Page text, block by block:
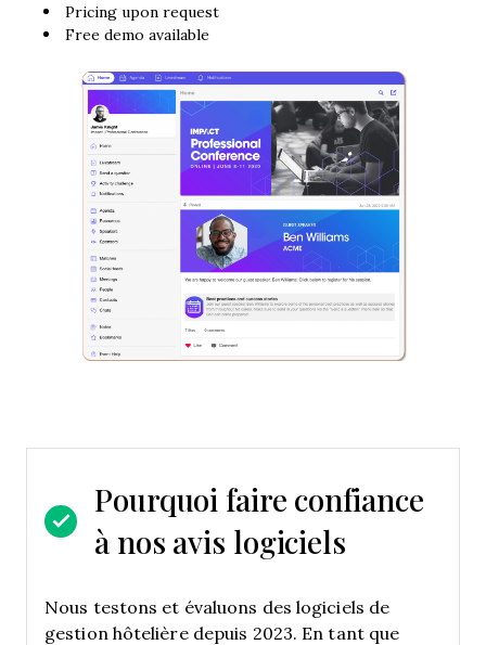
Pricing upon request
Free demo available
Pourquoi faire confiance
à nos avis logiciels
Nous testons et évaluons des logiciels de
gestion hôtelière depuis 2023. En tant que